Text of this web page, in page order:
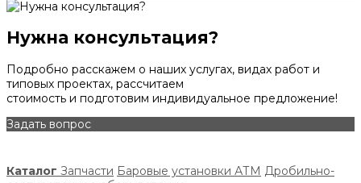
Нужна консультация?
Подробно расскажем о наших услугах, видах работ и
типовых проектах, рассчитаем
стоимость и подготовим индивидуальное предложение!
Задать вопрос
Каталог Запчасти Баровые установки АТМ Дробильно-